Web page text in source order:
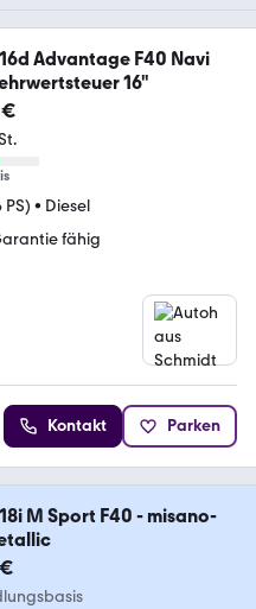
Advantage F40 Navi
16"
€
PS) • Diesel
fähig
Kontakt Parken
F40 - misano-